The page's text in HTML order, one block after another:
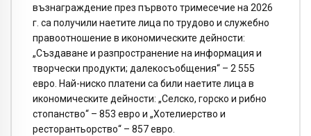
възнаграждение през първото тримесечие на 2026
г. са получили наетите лица по трудово и служебно
правоотношение в икономическите дейности:
„Създаване и разпространение на информация и
творчески продукти; далекосъобщения“ – 2 555
евро. Най-ниско платени са били наетите лица в
икономическите дейности: „Селско, горско и рибно
стопанство“ – 853 евро и „Хотелиерство и
ресторантьорство“ – 857 евро.